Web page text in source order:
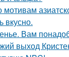
вкусно.
Вам
выход